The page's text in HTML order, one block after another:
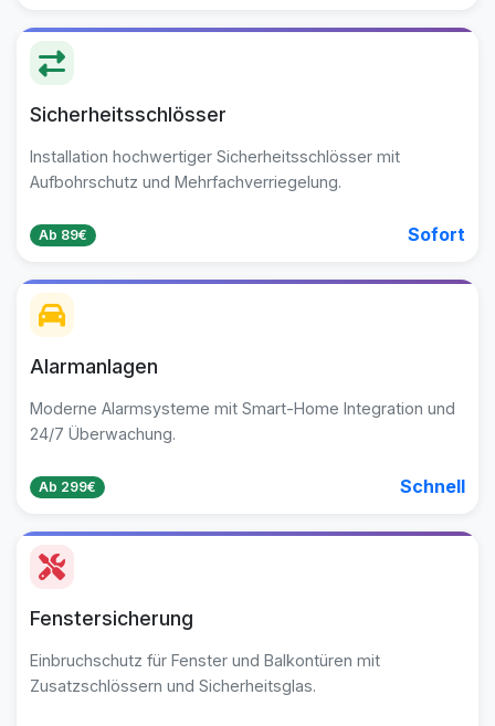
Sicherheitsschlösser
Installation hochwertiger Sicherheitsschlösser mit
Aufbohrschutz und Mehrfachverriegelung.
Ab 89€ Sofort
Alarmanlagen
Moderne Alarmsysteme mit Smart-Home Integration und
24/7 Überwachung.
Ab 299€ Schnell
Fenstersicherung
Einbruchschutz für Fenster und Balkontüren mit
Zusatzschlössern und Sicherheitsglas.